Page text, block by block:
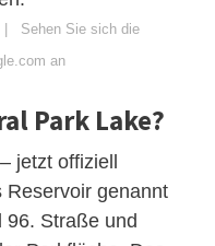
| Sehen Sie sich die
an
Park Lake?
jetzt offiziell
Reservoir genannt
96. Straße und